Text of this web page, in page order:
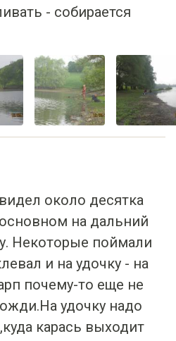
- собирается
около десятка
на дальний
Некоторые поймали
и на удочку - на
почему-то еще не
удочку надо
карась выходит